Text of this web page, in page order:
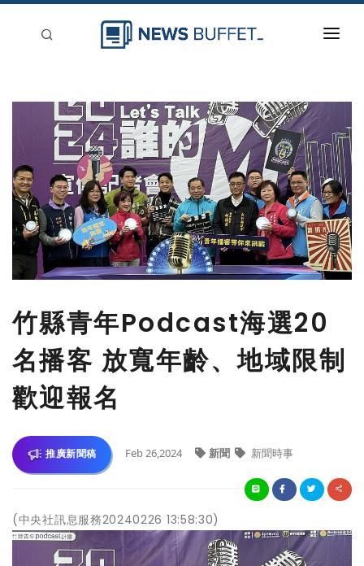
新聞稿分類
登入
刊登
竹縣青年Podcast海選20
名播客 放寬年齡、地域限制
歡迎報名
推廣新聞稿 Feb 26,2024 新聞 新聞時事
(中央社訊息服務20240226 13:58:30)